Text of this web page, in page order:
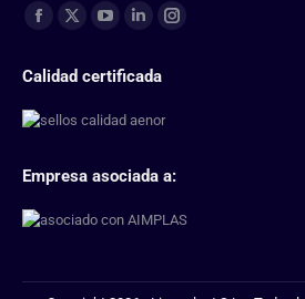
Find us on:
Calidad certificada
Empresa asociada a: